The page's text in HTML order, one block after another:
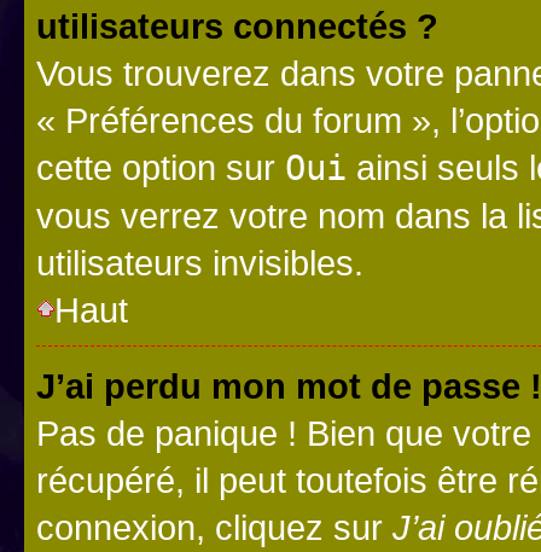
utilisateurs connectés ?
Vous trouverez dans votre
« Préférences du forum »,
cette option sur Oui ainsi seuls
vous verrez votre nom dans la
utilisateurs invisibles.
Haut
J’ai perdu mon mot de passe !
Pas de panique ! Bien que
récupéré, il peut toutefois être
connexion, cliquez sur J’ai